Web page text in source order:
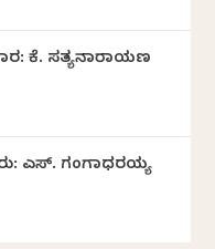
ಕೆ. ಸತ್ಯನಾರಾಯಣ
ಎಸ್. ಗಂಗಾಧರಯ್ಯ